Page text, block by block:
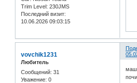
Trim Level: 230JMS
Последний визит:
10.06.2026 09:03:15
vovchik1231
Любитель
Сообщений: 31
Уважение: 0